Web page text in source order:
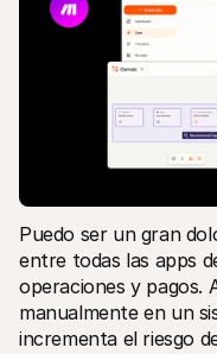
Puedo ser un gran
entre todas las apps
operaciones y pagos.
manualmente en un
incrementa el riesgo